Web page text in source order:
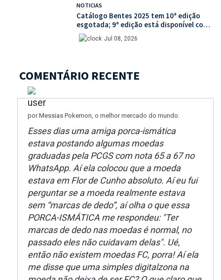
NOTICIAS
Catálogo Bentes 2025 tem 10ª edição
esgotada; 9ª edição está disponível com
mais de 30% de desconto na unidade
Jul 08, 2026
COMENTÁRIO RECENTE
por Messias Pokemon, o melhor mercado do mundo.
Esses dias uma amiga porca-ismática
estava postando algumas moedas
graduadas pela PCGS com nota 65 a 67 no
WhatsApp. Aí ela colocou que a moeda
estava em Flor de Cunho absoluto. Aí eu fui
perguntar se a moeda realmente estava
sem “marcas de dedo”, aí olha o que essa
PORCA-ISMÁTICA me respondeu: "Ter
marcas de dedo nas moedas é normal, no
passado eles não cuidavam delas". Ué,
então não existem moedas FC, porra! Aí ela
me disse que uma simples digitalzona na